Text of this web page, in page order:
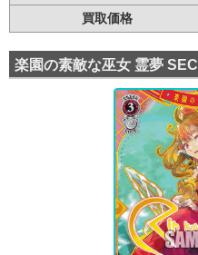
買取価格
楽園の素敵な巫女 霊夢 SEC